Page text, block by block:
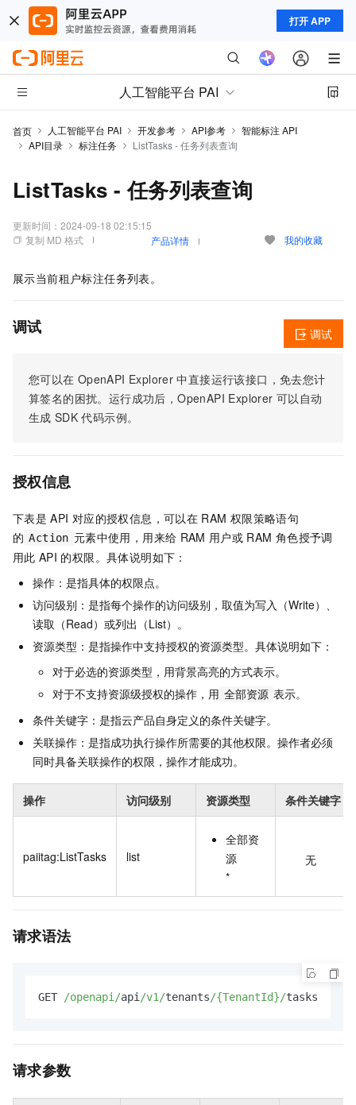
打开 APP
人工智能平台 PAI
首页 人工智能平台 PAI 开发参考 API参考
智能标注 API
API目录
标注任务 ListTasks - 任务列表查询
ListTasks - 任务列表查询
更新时间： 2024-09-18 02:15:15
复制 MD 格式
产品详情 我的收藏
展示当前租户标注任务列表。
调试
您可以在 OpenAPI Explorer 中直接运行该接口，免去您计
算签名的困扰。运行成功后，OpenAPI Explorer 可以自动
生成 SDK 代码示例。
调试
授权信息
下表是 API 对应的授权信息，可以在 RAM 权限策略语句
的 Action 元素中使用，用来给 RAM 用户或 RAM 角色授予调
用此 API 的权限。具体说明如下：
操作：是指具体的权限点。
访问级别：是指每个操作的访问级别，取值为写入（Write）、
读取（Read）或列出（List）。
资源类型：是指操作中支持授权的资源类型。具体说明如下：
对于必选的资源类型，用背景高亮的方式表示。
对于不支持资源级授权的操作，用 全部资源 表示。
条件关键字：是指云产品自身定义的条件关键字。
关联操作：是指成功执行操作所需要的其他权限。操作者必须
同时具备关联操作的权限，操作才能成功。
操作 访问级别 资源类型 条件关键字
paiitag:ListTasks list
全部资
源
*
无
请求语法
GET /openapi/api/v1/tenants/{TenantId}/tasks
请求参数